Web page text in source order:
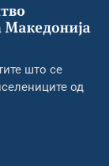
што се
од